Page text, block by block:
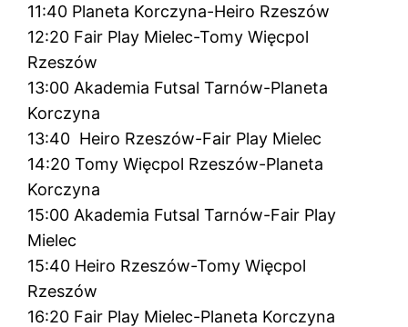
11:40 Planeta Korczyna-Heiro Rzeszów
12:20 Fair Play Mielec-Tomy Więcpol
Rzeszów
13:00 Akademia Futsal Tarnów-Planeta
Korczyna
13:40 Heiro Rzeszów-Fair Play Mielec
14:20 Tomy Więcpol Rzeszów-Planeta
Korczyna
15:00 Akademia Futsal Tarnów-Fair Play
Mielec
15:40 Heiro Rzeszów-Tomy Więcpol
Rzeszów
16:20 Fair Play Mielec-Planeta Korczyna